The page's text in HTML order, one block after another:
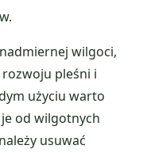
wilgoci,
pleśni i
użyciu warto
od wilgotnych
usuwać